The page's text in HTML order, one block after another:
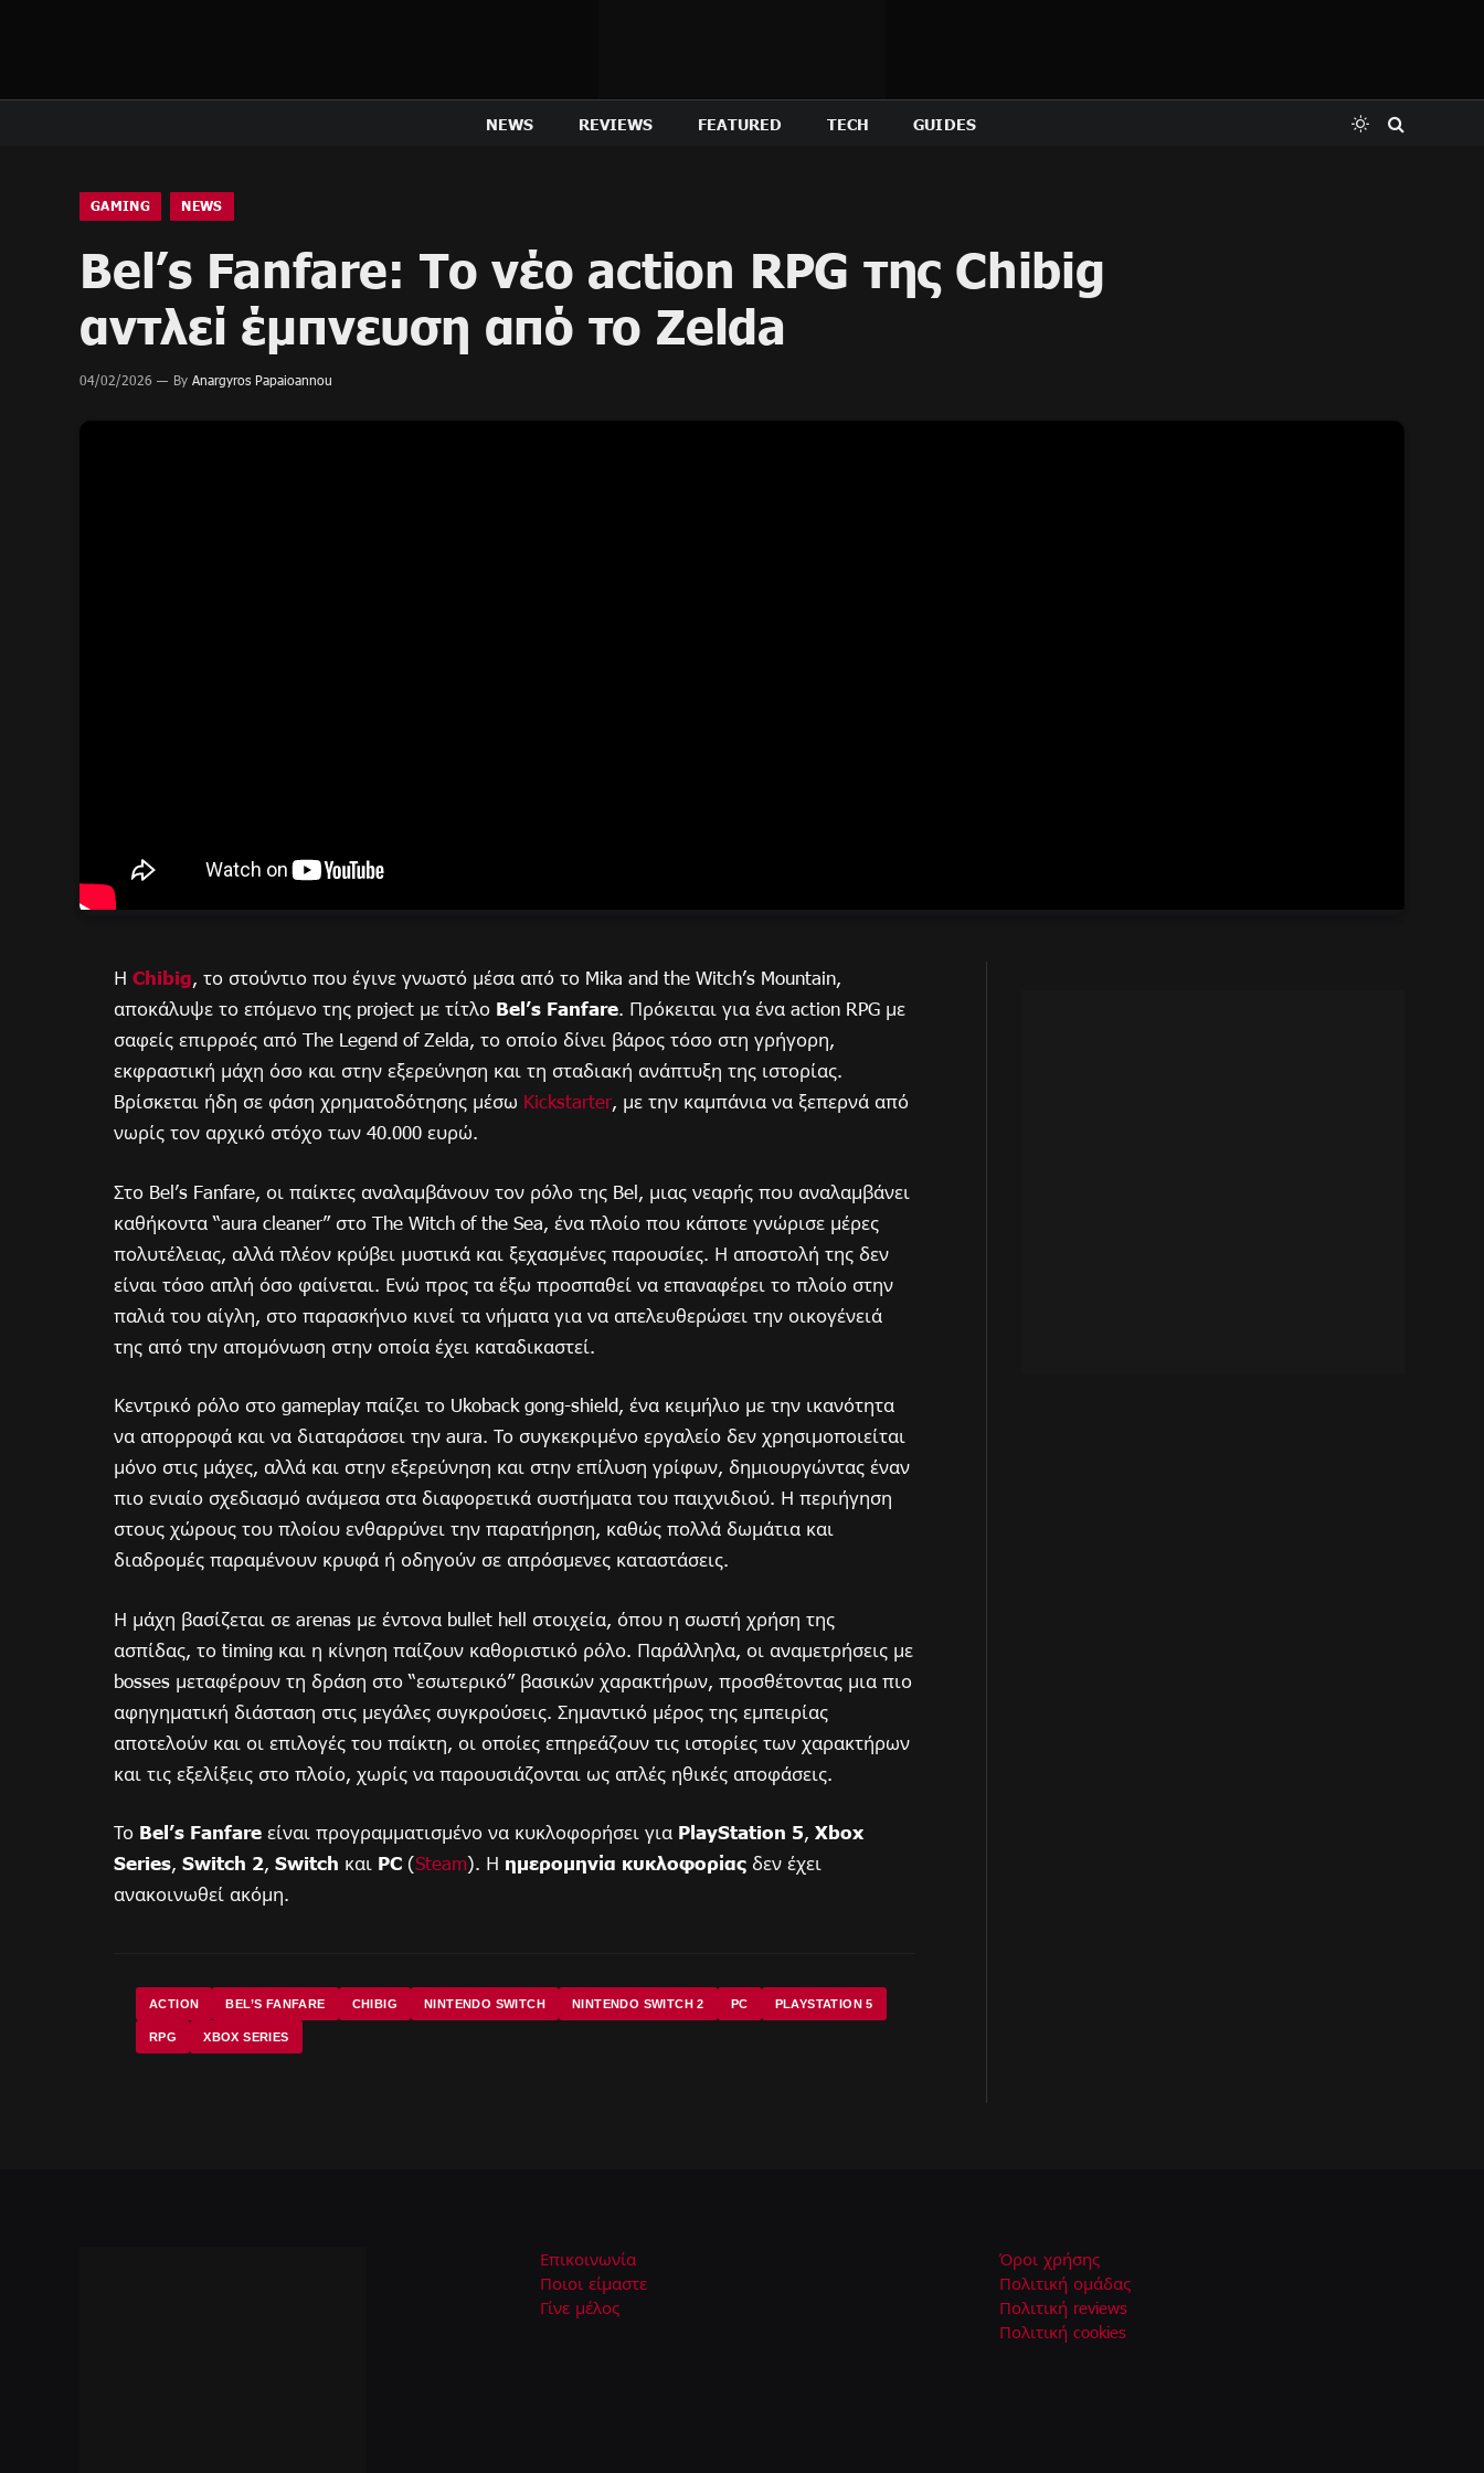
NEWS REVIEWS FEATURED TECH GUIDES
GAMING NEWS
Bel’s Fanfare: Το νέο action RPG της Chibig
αντλεί έμπνευση από το Zelda
04/02/2026 By Anargyros Papaioannou
Η Chibig, το στούντιο που έγινε γνωστό μέσα από το Mika and the Witch’s Mountain,
αποκάλυψε το επόμενο της project με τίτλο Bel’s Fanfare. Πρόκειται για ένα action RPG με
σαφείς επιρροές από The Legend of Zelda, το οποίο δίνει βάρος τόσο στη γρήγορη,
εκφραστική μάχη όσο και στην εξερεύνηση και τη σταδιακή ανάπτυξη της ιστορίας.
Bρίσκεται ήδη σε φάση χρηματοδότησης μέσω Kickstarter, με την καμπάνια να ξεπερνά από
νωρίς τον αρχικό στόχο των 40.000 ευρώ.
Στο Bel’s Fanfare, οι παίκτες αναλαμβάνουν τον ρόλο της Bel, μιας νεαρής που αναλαμβάνει
καθήκοντα “aura cleaner” στο The Witch of the Sea, ένα πλοίο που κάποτε γνώρισε μέρες
πολυτέλειας, αλλά πλέον κρύβει μυστικά και ξεχασμένες παρουσίες. Η αποστολή της δεν
είναι τόσο απλή όσο φαίνεται. Ενώ προς τα έξω προσπαθεί να επαναφέρει το πλοίο στην
παλιά του αίγλη, στο παρασκήνιο κινεί τα νήματα για να απελευθερώσει την οικογένειά
της από την απομόνωση στην οποία έχει καταδικαστεί.
Κεντρικό ρόλο στο gameplay παίζει το Ukoback gong-shield, ένα κειμήλιο με την ικανότητα
να απορροφά και να διαταράσσει την aura. Το συγκεκριμένο εργαλείο δεν χρησιμοποιείται
μόνο στις μάχες, αλλά και στην εξερεύνηση και στην επίλυση γρίφων, δημιουργώντας έναν
πιο ενιαίο σχεδιασμό ανάμεσα στα διαφορετικά συστήματα του παιχνιδιού. Η περιήγηση
στους χώρους του πλοίου ενθαρρύνει την παρατήρηση, καθώς πολλά δωμάτια και
διαδρομές παραμένουν κρυφά ή οδηγούν σε απρόσμενες καταστάσεις.
Η μάχη βασίζεται σε arenas με έντονα bullet hell στοιχεία, όπου η σωστή χρήση της
ασπίδας, το timing και η κίνηση παίζουν καθοριστικό ρόλο. Παράλληλα, οι αναμετρήσεις με
bosses μεταφέρουν τη δράση στο “εσωτερικό” βασικών χαρακτήρων, προσθέτοντας μια πιο
αφηγηματική διάσταση στις μεγάλες συγκρούσεις. Σημαντικό μέρος της εμπειρίας
αποτελούν και οι επιλογές του παίκτη, οι οποίες επηρεάζουν τις ιστορίες των χαρακτήρων
και τις εξελίξεις στο πλοίο, χωρίς να παρουσιάζονται ως απλές ηθικές αποφάσεις.
Το Bel’s Fanfare είναι προγραμματισμένο να κυκλοφορήσει για PlayStation 5, Xbox
Series, Switch 2, Switch και PC (Steam). Η ημερομηνία κυκλοφορίας δεν έχει
ανακοινωθεί ακόμη.
ACTION BEL’S FANFARE CHIBIG NINTENDO SWITCH NINTENDO SWITCH 2 PC PLAYSTATION 5
RPG XBOX SERIES
Επικοινωνία
Ποιοι είμαστε
Γίνε μέλος
Όροι χρήσης
Πολιτική ομάδας
Πολιτική reviews
Πολιτική cookies